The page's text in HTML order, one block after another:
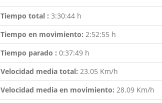
Tiempo total : 3:30:44 h
Tiempo en movimiento: 2:52:55 h
Tiempo parado : 0:37:49 h
Velocidad media total: 23.05 Km/h
Velocidad media en movimiento: 28.09 Km/h